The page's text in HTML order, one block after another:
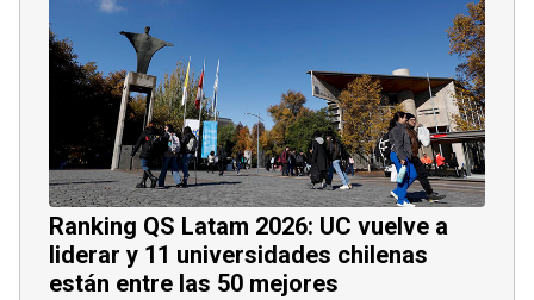
Ranking QS Latam 2026: UC vuelve a
liderar y 11 universidades chilenas
están entre las 50 mejores